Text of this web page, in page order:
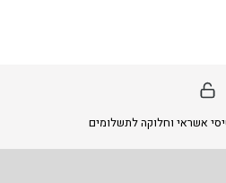
אשראי וחלוקה לתשלומים